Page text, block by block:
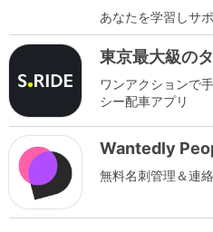
あなたを学習しサ
東京最大級の
S.RIDE（エス
ワンアクションで
シー配車アプリ
Wantedly
無料名刺管理＆連